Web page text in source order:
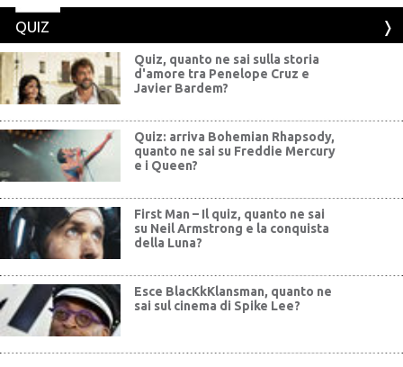
QUIZ
Quiz, quanto ne sai sulla storia
d'amore tra Penelope Cruz e
Javier Bardem?
Quiz: arriva Bohemian Rhapsody,
quanto ne sai su Freddie Mercury
e i Queen?
First Man – Il quiz, quanto ne sai
su Neil Armstrong e la conquista
della Luna?
Esce BlacKkKlansman, quanto ne
sai sul cinema di Spike Lee?